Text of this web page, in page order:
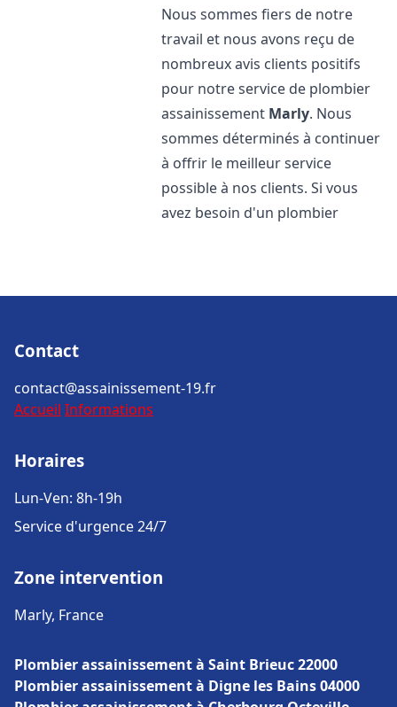
Nous sommes fiers de notre
travail et nous avons reçu de
nombreux avis clients positifs
pour notre service de plombier
assainissement Marly. Nous
sommes déterminés à continuer
à offrir le meilleur service
possible à nos clients. Si vous
avez besoin d'un plombier
Contact
contact@assainissement-19.fr
Accueil Informations
Horaires
Lun-Ven: 8h-19h
Service d'urgence 24/7
Zone intervention
Marly, France
Plombier assainissement à Saint Brieuc 22000
Plombier assainissement à Digne les Bains 04000